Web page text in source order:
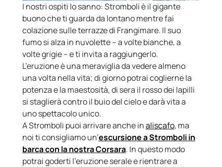
I nostri ospiti lo sanno: Stromboli è il gigante
buono che ti guarda da lontano mentre fai
colazione sulle terrazze di Frangimare. Il suo
fumo si alza in nuvolette – a volte bianche, a
volte grigie – e ti invita a raggiungerlo.
L’eruzione è una meraviglia da vedere almeno
una volta nella vita; di giorno potrai coglierne la
potenza e la maestosità, di sera il rosso dei lapilli
si staglierà contro il buio del cielo e darà vita a
uno spettacolo unico.
A Stromboli puoi arrivare anche inaliscafo, ma
noi ti consigliamo un’escursione a Stromboli in
barca con la nostra Corsara. In questo modo
potrai goderti l’eruzione serale e rientrare a